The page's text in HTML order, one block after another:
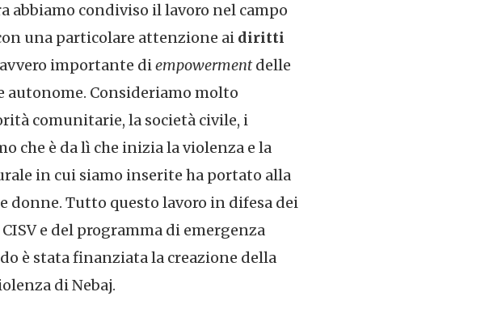
abbiamo condiviso il lavoro nel campo
una particolare attenzione ai diritti
importante diempowermentdelle
autonome. Consideriamo molto
comunitarie, la società civile, i
che è da lì che inizia la violenza e la
in cui siamo inserite ha portato alla
donne. Tutto questo lavoro in difesa dei
e del programma di emergenza
è stata finanziata la creazione della
di Nebaj.